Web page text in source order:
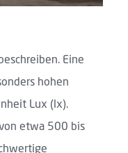
Eine
hohen
Lux (lx).
etwa 500 bis